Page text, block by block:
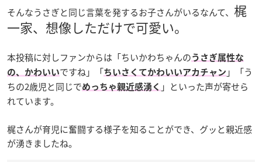
そんなうさぎと同じ言葉を発するお子さんがいるなんて、 梶
一家、想像しただけで可愛い。
本投稿に対しファンからは「ちいかわちゃんの うさぎ属性な
の、かわいいですね」「ちいさくてかわいいアカチャン 」「う
ちの2歳児と同じでめっちゃ親近感湧く 」といった声が寄せら
れています。
梶さんが育児に奮闘する様子を知ることができ、グッと親近感
が湧きましたね。